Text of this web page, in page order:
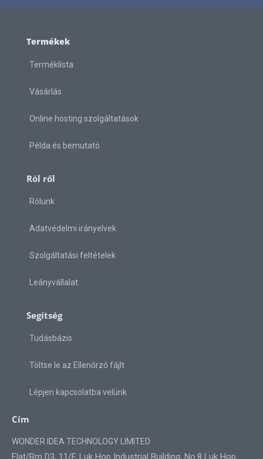
Termékek
Terméklista
Vásárlás
Online hosting szolgáltatások
Példa és bemutató
Ról ről
Rólunk
Adatvédelmi irányelvek
Szolgáltatási feltételek
Leányvállalat
Segítség
Tudásbázis
Töltse le az Ellenőrző fájlt
Lépjen kapcsolatba velünk
Cím
WONDER IDEA TECHNOLOGY LIMITED